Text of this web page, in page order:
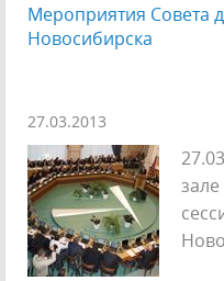
Мероприятия Совета
Новосибирска
27.03.2013